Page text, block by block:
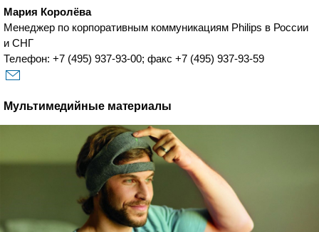
Мария Королёва
Менеджер по корпоративным коммуникациям Philips в России
и СНГ
Телефон: +7 (495) 937-93-00; факс +7 (495) 937-93-59
Мультимедийные материалы